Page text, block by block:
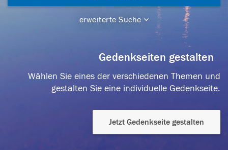
erweiterte Suche
Gedenkseiten gestalten
Wählen Sie eines der verschiedenen Themen und
gestalten Sie eine individuelle Gedenkseite.
Jetzt Gedenkseite gestalten